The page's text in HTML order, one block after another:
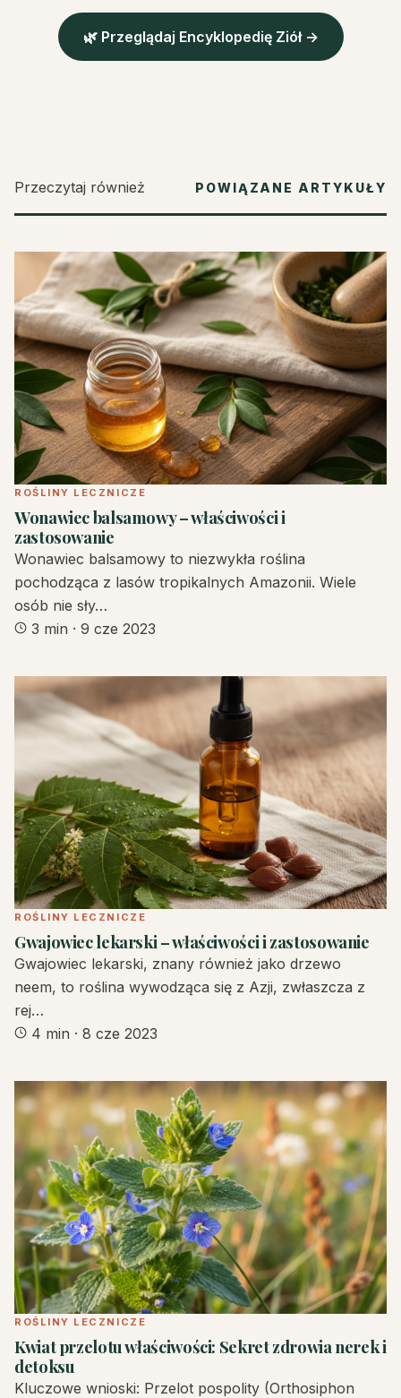
🌿 Przeglądaj Encyklopedię Ziół →
Przeczytaj również POWIĄZANE ARTYKUŁY
ROŚLINY LECZNICZE
Wonawiec balsamowy – właściwości i
zastosowanie
Wonawiec balsamowy to niezwykła roślina
pochodząca z lasów tropikalnych Amazonii. Wiele
osób nie sły…
3 min · 9 cze 2023
ROŚLINY LECZNICZE
Gwajowiec lekarski – właściwości i zastosowanie
Gwajowiec lekarski, znany również jako drzewo
neem, to roślina wywodząca się z Azji, zwłaszcza z
rej…
4 min · 8 cze 2023
ROŚLINY LECZNICZE
Kwiat przelotu właściwości: Sekret zdrowia nerek i
detoksu
Kluczowe wnioski: Przelot pospolity (Orthosiphon